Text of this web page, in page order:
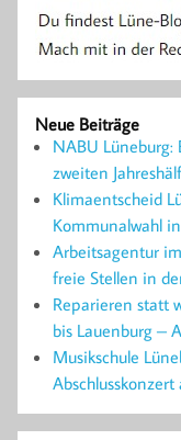
Neue Beiträge
NABU
zweiten
Klimaentscheid
Kommunalwahl
Arbeitsagentur
freie Stellen in
Reparieren statt
bis Lauenburg –
Musikschule